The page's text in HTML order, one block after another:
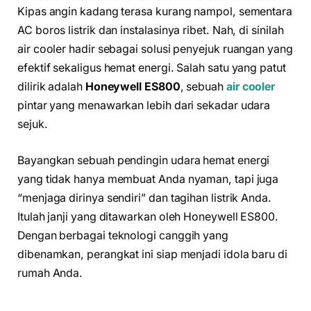
Kipas angin kadang terasa kurang nampol, sementara
AC boros listrik dan instalasinya ribet. Nah, di sinilah
air cooler hadir sebagai solusi penyejuk ruangan yang
efektif sekaligus hemat energi. Salah satu yang patut
dilirik adalah Honeywell ES800, sebuah air cooler
pintar yang menawarkan lebih dari sekadar udara
sejuk.
Bayangkan sebuah pendingin udara hemat energi
yang tidak hanya membuat Anda nyaman, tapi juga
“menjaga dirinya sendiri” dan tagihan listrik Anda.
Itulah janji yang ditawarkan oleh Honeywell ES800.
Dengan berbagai teknologi canggih yang
dibenamkan, perangkat ini siap menjadi idola baru di
rumah Anda.